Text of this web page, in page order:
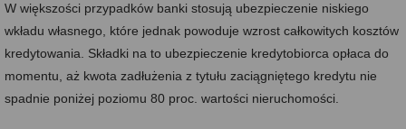
W większości przypadków banki stosują ubezpieczenie niskiego
wkładu własnego, które jednak powoduje wzrost całkowitych kosztów
kredytowania. Składki na to ubezpieczenie kredytobiorca opłaca do
momentu, aż kwota zadłużenia z tytułu zaciągniętego kredytu nie
spadnie poniżej poziomu 80 proc. wartości nieruchomości.